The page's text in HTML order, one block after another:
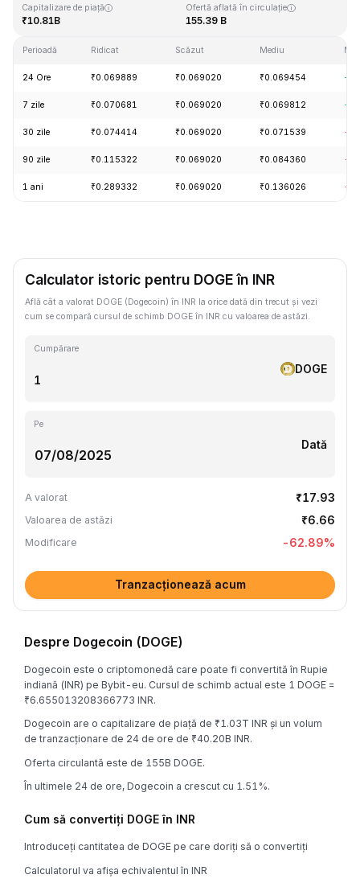
Capitalizare de piață
₹10.81B
Ofertă aflată în circulație
155.39 B
Perioadă Ridicat Scăzut Mediu
24 Ore ₹0.069889 ₹0.069020 ₹0.069454
7 zile ₹0.070681 ₹0.069020 ₹0.069812
30 zile ₹0.074414 ₹0.069020 ₹0.071539 -
90 zile ₹0.115322 ₹0.069020 ₹0.084360 -
1 ani ₹0.289332 ₹0.069020 ₹0.136026 -
Calculator istoric pentru DOGE în INR
Află cât a valorat DOGE (Dogecoin) în INR la orice dată din trecut și vezi
cum se compară cursul de schimb DOGE în INR cu valoarea de astăzi.
Cumpărare
DOGE
Pe
Dată
A valorat ₹17.93
Valoarea de astăzi ₹6.66
Modificare -62.89%
Tranzacționează acum
Despre Dogecoin (DOGE)
Dogecoin este o criptomonedă care poate fi convertită în Rupie
indiană (INR) pe Bybit-eu. Cursul de schimb actual este 1 DOGE =
₹6.655013208366773 INR.
Dogecoin are o capitalizare de piață de ₹1.03T INR și un volum
de tranzacționare de 24 de ore de ₹40.20B INR.
Oferta circulantă este de 155B DOGE.
În ultimele 24 de ore, Dogecoin a crescut cu 1.51%.
Cum să convertiți DOGE în INR
Introduceți cantitatea de DOGE pe care doriți să o convertiți
Calculatorul va afișa echivalentul în INR